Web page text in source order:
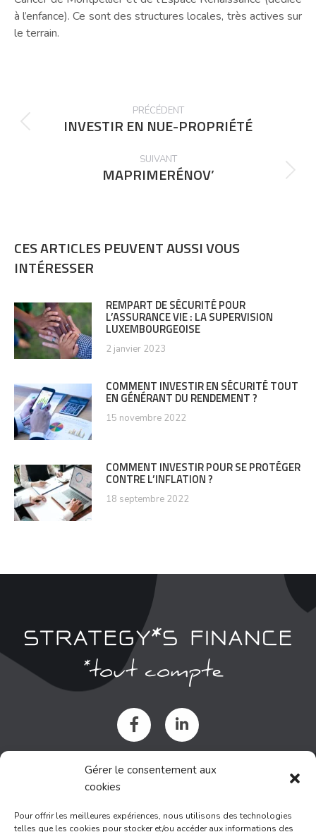
Gérer le consentement aux
cookies
Pour offrir les meilleures expériences, nous utilisons des technologies
telles que les cookies pour stocker et/ou accéder aux informations des
à l’enfance). Ce sont des structures locales, très actives sur
le terrain.
NAVIGATION
PRÉCÉDENT
Précédent
INVESTIR EN NUE-PROPRIÉTÉ
SUIVANT
Suivant
MAPRIMERÉNOV’
CES ARTICLES PEUVENT AUSSI VOUS
INTÉRESSER
REMPART DE SÉCURITÉ POUR
L’ASSURANCE VIE : LA SUPERVISION
LUXEMBOURGEOISE
2 janvier 2023
COMMENT INVESTIR EN SÉCURITÉ TOUT
EN GÉNÉRANT DU RENDEMENT ?
15 novembre 2022
COMMENT INVESTIR POUR SE PROTÉGER
CONTRE L’INFLATION ?
18 septembre 2022
NOUS SITUER
1378 avenue du Clapas